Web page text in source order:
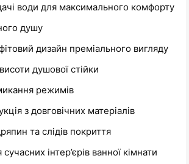
води для максимального комфорту
душу
дизайн преміального вигляду
душової стійки
режимів
з довговічних матеріалів
та слідів покриття
інтер’єрів ванної кімнати